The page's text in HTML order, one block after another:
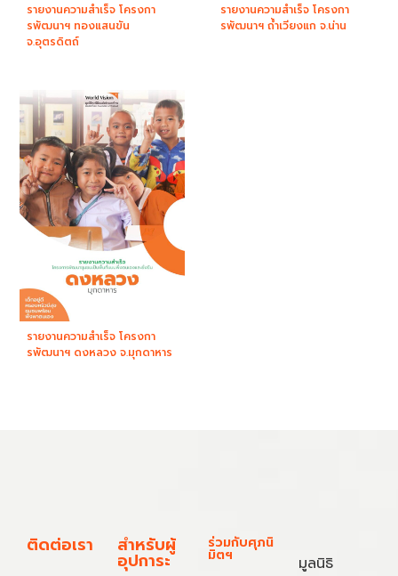
รายงานความสำเร็จ โครงกา
รพัฒนาฯ ทองแสนขัน
จ.อุตรดิตถ์
รายงานความสำเร็จ โครงกา
รพัฒนาฯ ถ้ำเวียงแก จ.น่าน
รายงานความสำเร็จ โครงกา
รพัฒนาฯ ดงหลวง จ.มุกดาหาร
ติดต่อเรา สำหรับผู้
อุปการะ
ร่วมกับศุภนิ
มิตฯ
มูลนิธิ